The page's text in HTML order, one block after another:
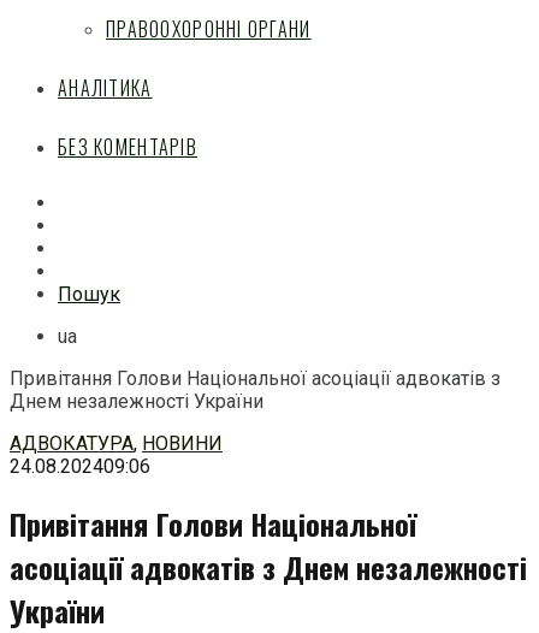
ПРАВООХОРОННІ ОРГАНИ
АНАЛІТИКА
БЕЗ КОМЕНТАРІВ
Пошук
ua
Привітання Голови Національної асоціації адвокатів з
Днем незалежності України
Перейти
до
АДВОКАТУРА, НОВИНИ
24.08.202409:06
Привітання Голови Національної
асоціації адвокатів з Днем незалежності
України